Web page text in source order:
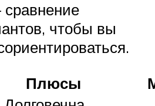
чтобы вы
Плюсы